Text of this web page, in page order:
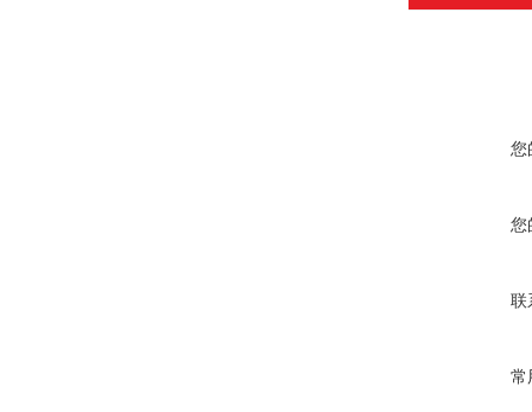
您
您
联
常